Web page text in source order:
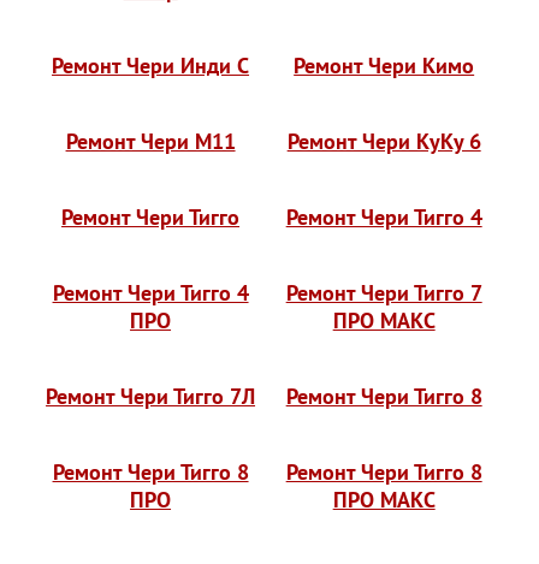
Ремонт Чери Инди С Ремонт Чери Кимо
Ремонт Чери М11 Ремонт Чери КуКу 6
Ремонт Чери Тигго Ремонт Чери Тигго 4
Ремонт Чери Тигго 4
ПРО
Ремонт Чери Тигго 7
ПРО МАКС
Ремонт Чери Тигго 7Л Ремонт Чери Тигго 8
Ремонт Чери Тигго 8
ПРО
Ремонт Чери Тигго 8
ПРО МАКС